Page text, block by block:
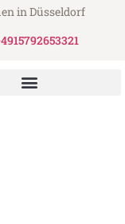
in Düsseldorf